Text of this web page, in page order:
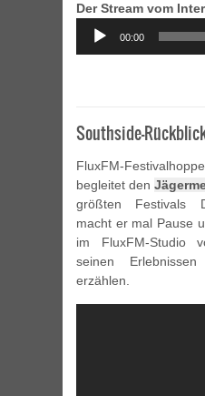
Der Stream vom
Audio
Player
00:00
Southside-
FluxFM-
begleitet den
größten Festivals
macht er mal Pause
im FluxFM-Studio
seinen
erzählen.